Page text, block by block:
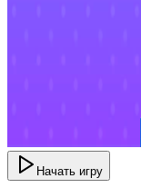
Начать игру